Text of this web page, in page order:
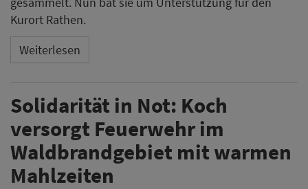
Kurort Rathen.
Weiterlesen
Solidarität in Not: Koch
versorgt Feuerwehr im
Waldbrandgebiet mit warmen
Mahlzeiten